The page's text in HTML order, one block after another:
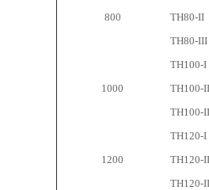
800
ТН80-II
ТН80-III
ТН100-I
1000
ТН100-II
ТН100-
ТН120-I
1200
ТН120-II
ТН120-